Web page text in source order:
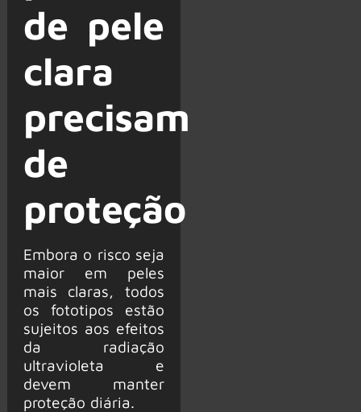
de pele
clara
precisam
de
proteção
Embora o risco seja
maior em peles
mais claras, todos
os fototipos estão
sujeitos aos efeitos
da radiação
ultravioleta e
devem manter
proteção diária.